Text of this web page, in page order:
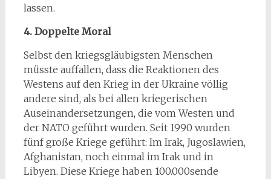
lassen.
4. Doppelte Moral
Selbst den kriegsgläubigsten Menschen
müsste auffallen, dass die Reaktionen des
Westens auf den Krieg in der Ukraine völlig
andere sind, als bei allen kriegerischen
Auseinandersetzungen, die vom Westen und
der NATO geführt wurden. Seit 1990 wurden
fünf große Kriege geführt: Im Irak, Jugoslawien,
Afghanistan, noch einmal im Irak und in
Libyen. Diese Kriege haben 100.000sende